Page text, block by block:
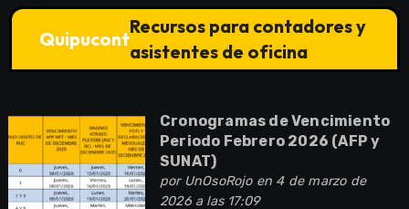
Quipucont
Recursos para contadores y
asistentes de oficina
Cronogramas de Vencimiento
Periodo Febrero 2026 (AFP y
SUNAT)
por UnOsoRojoen 4 de marzo de
2026 a las 17:09